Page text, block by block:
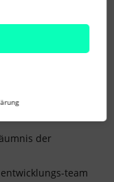
derzeit gibt es nur
abwesenheit.
MA, das wollen
new-saldo"
der
team